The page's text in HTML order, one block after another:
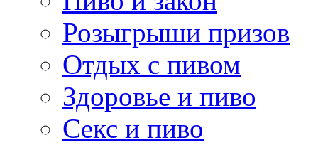
Розыгрыши призов
Отдых с пивом
Здоровье и пиво
Секс и пиво